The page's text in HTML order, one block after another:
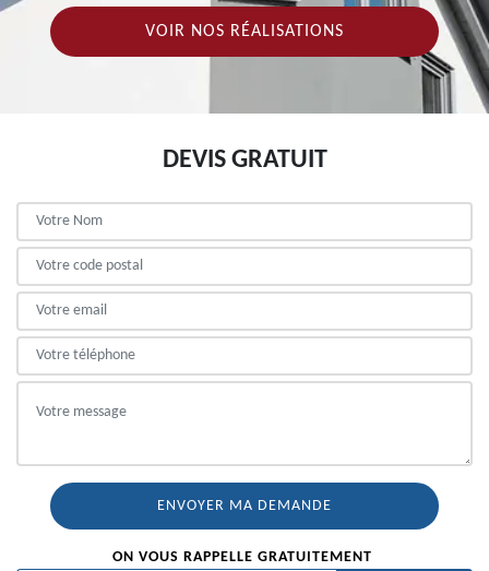
VOIR NOS RÉALISATIONS
DEVIS GRATUIT
ON VOUS RAPPELLE GRATUITEMENT